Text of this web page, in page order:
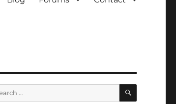
SEARCH